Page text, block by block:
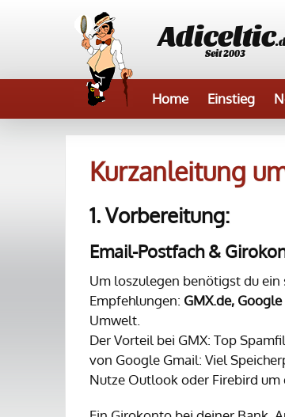
Adiceltic
Seit 2003
Home Einstieg
Kurzanleitung
1. Vorbereitung:
Email-Postfach &
Um loszulegen benötigst du ein
Empfehlungen: GMX.de,
Umwelt.
Der Vorteil bei GMX: Top
von Google Gmail: Viel
Nutze Outlook oder Firebird um